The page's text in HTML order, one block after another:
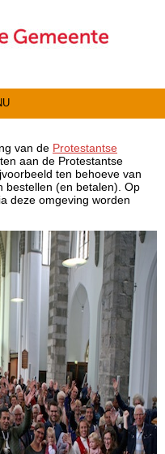
van de Protestantse
aan de Protestantse
ten behoeve van
bestellen (en betalen). Op
deze omgeving worden